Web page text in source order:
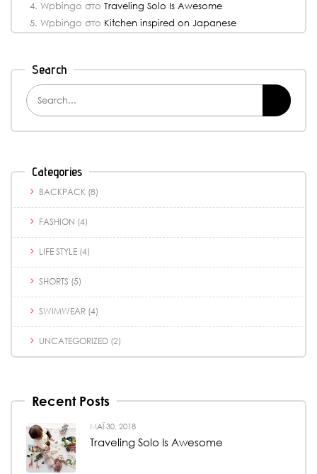
Wpbingo στο Traveling Solo Is Awesome
Wpbingo στο Kitchen inspired on Japanese
Search
Categories
BACKPACK (8)
FASHION (4)
LIFE STYLE (4)
SHORTS (5)
SWIMWEAR (4)
UNCATEGORIZED (2)
Recent Posts
ΜΆΙ 30, 2018
Traveling Solo Is Awesome